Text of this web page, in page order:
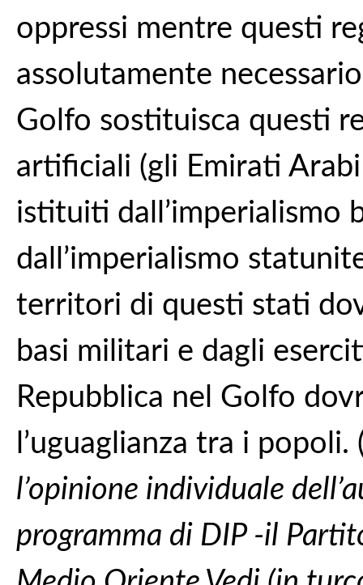
oppressi mentre questi
assolutamente
Golfo sostituisca questi
artificiali (gli Emirati
istituiti dall’imperialismo
dall’imperialismo
territori di questi stati
basi militari e dagli
Repubblica nel Golfo
l’uguaglianza tra i popoli.
l’opinione individuale
programma di DIP -il